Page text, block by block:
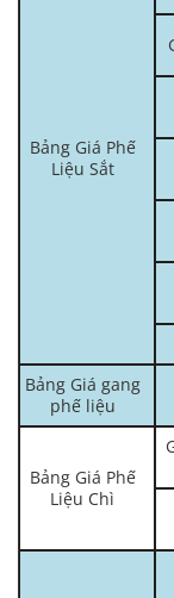
Bảng Giá Phế
Liệu Sắt
Bảng Giá gang
phế liệu
Bảng Giá Phế
Liệu Chì